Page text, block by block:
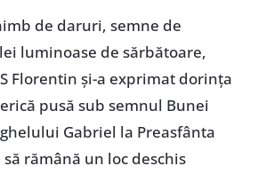
de daruri, semne de
luminoase de sărbătoare,
Florentin și-a exprimat dorința
pusă sub semnul Bunei
Gabriel la Preasfânta
rămână un loc deschis